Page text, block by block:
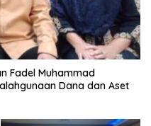
Fadel Muhammad
Dana dan Aset